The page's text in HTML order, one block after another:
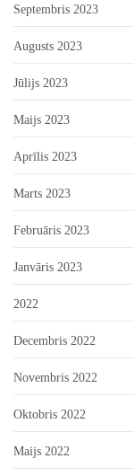
Septembris 2023
Augusts 2023
Jūlijs 2023
Maijs 2023
Aprīlis 2023
Marts 2023
Februāris 2023
Janvāris 2023
2022
Decembris 2022
Novembris 2022
Oktobris 2022
Maijs 2022